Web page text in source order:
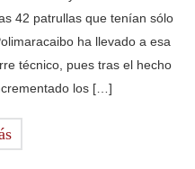
42 patrullas que tenían sólo
ha llevado a esa
técnico, pues tras el hecho
los […]